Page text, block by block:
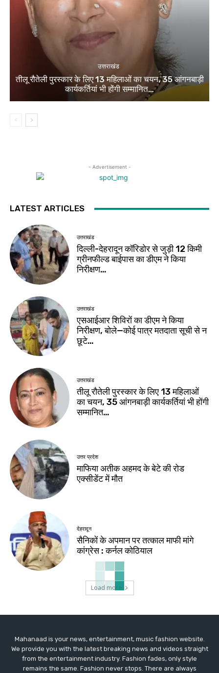
उत्तराखंड
तीलू रौतेली पुरस्कार के लिए 13 महिलाओं का चयन, 35 आंगनबाड़ी
कार्यकर्तियां भी होंगी सम्मानित…
- Advertisement -
LATEST ARTICLES
उत्तराखंड
दिल्ली-देहरादून कॉरिडोर से जुड़ी 12 किमी
ग्रीनफील्ड बाईपास का डीएम ने किया
निरीक्षण…
उत्तराखंड
एसआईआर शिविरों का डीएम ने किया
निरीक्षण, बोले—कोई पात्र मतदाता सूची से न
छूटे…
उत्तराखंड
तीलू रौतेली पुरस्कार के लिए 13 महिलाओं
का चयन, 35 आंगनबाड़ी कार्यकर्तियां भी होंगी
सम्मानित…
उत्तर प्रदेश
माफिया अतीक अहमद के बेटे की रोड
एक्सीडेंट में मौत
देहरादून
सैनिकों के अपमान पर तत्काल माफी मांगे
कांग्रेस : कर्नल कोठियाल
Load more
Mahanaad is your news, entertainment, music fashion website.
We provide you with the latest breaking news and videos straight
from the entertainment industry. Fashion fades, only style
remains the same. Fashion never stops. There are always